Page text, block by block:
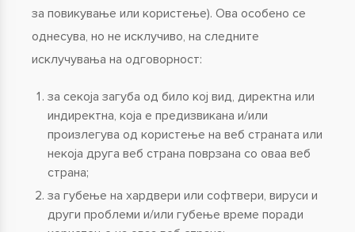
за повикување или користење). Ова особено се
однесува, но не исклучиво, на следните
исклучувања на одговорност:
за секоја загуба од било кој вид, директна или
индиректна, која е предизвикана и/или
произлегува од користење на веб страната или
некоја друга веб страна поврзана со оваа веб
страна;
за губење на хардвери или софтвери, вируси и
други проблеми и/или губење време поради